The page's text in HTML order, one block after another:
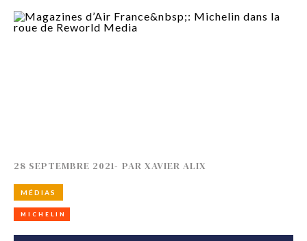
28 SEPTEMBRE 2021- PAR XAVIER ALIX
MÉDIAS
MICHELIN